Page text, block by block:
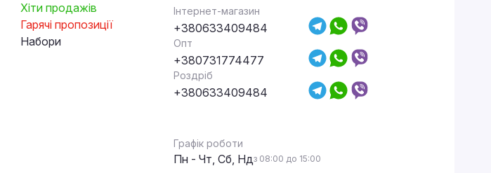
Хіти продажів
Гарячі пропозиції
Набори
Інтернет-магазин
+380633409484
Опт
+380731774477
Роздріб
+380633409484
Графік роботи
Пн - Чт, Сб, Ндз 08:00 до 15:00